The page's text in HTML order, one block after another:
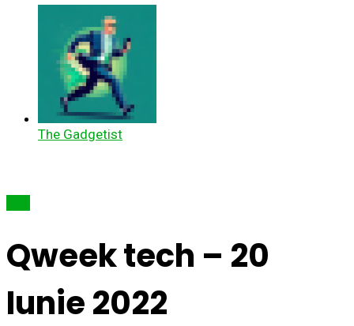
The Gadgetist
Qweek tech – 20
Iunie 2022